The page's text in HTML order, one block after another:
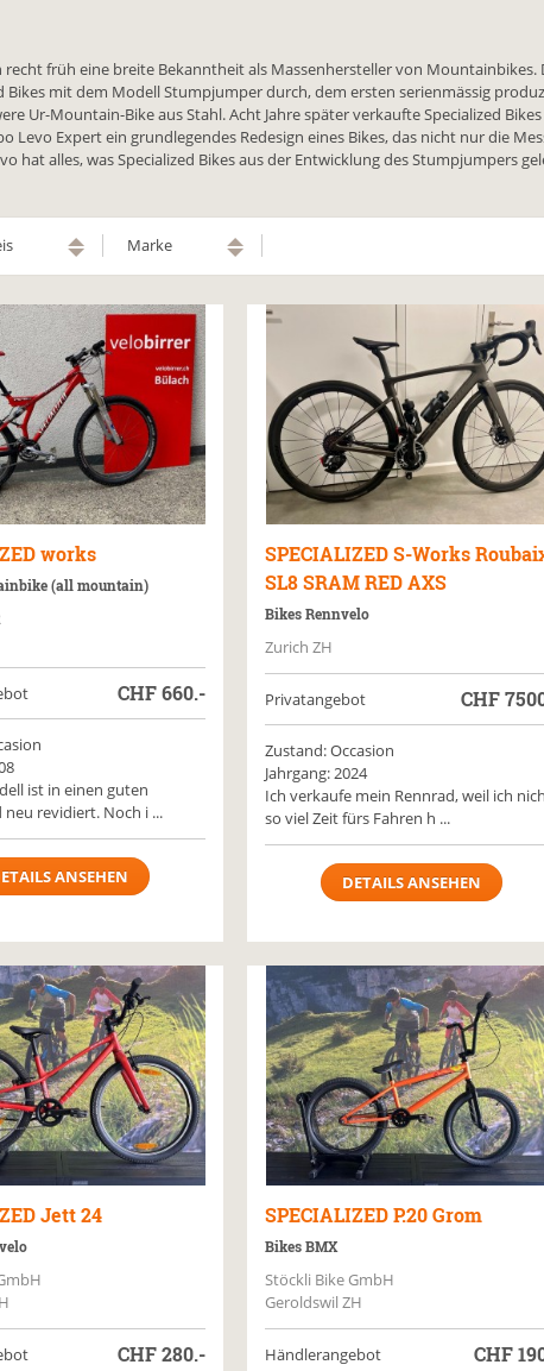
recht früh eine breite Bekanntheit als Massenhersteller von
mit dem Modell Stumpjumper durch, dem ersten serienmässig
Ur-Mountain-Bike aus Stahl. Acht Jahre später verkaufte Specialized
Levo Expert ein grundlegendes Redesign eines Bikes, das nicht nur die
hat alles, was Specialized Bikes aus der Entwicklung des Stumpjumpers
Marke
works
(all mountain)
CHF660.-
ist in einen guten
revidiert. Noch i ...
ANSEHEN
SPECIALIZEDS-Works
SL8 SRAM RED AXS
Bikes Rennvelo
Zurich ZH
Privatangebot CHF
Zustand: Occasion
Jahrgang: 2024
Ich verkaufe mein Rennrad, weil ich
so viel Zeit fürs Fahren h ...
DETAILS ANSEHEN
Jett 24
CHF280.-
SPECIALIZEDP.20 Grom
Bikes BMX
Stöckli Bike GmbH
Geroldswil ZH
Händlerangebot CHF